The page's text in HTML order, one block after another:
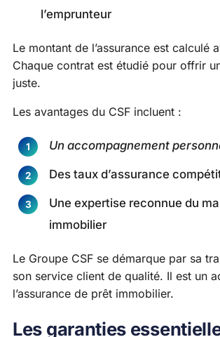
l’emprunteur
Le montant de l’assurance est calculé
Chaque contrat est étudié pour offrir
juste.
Les avantages du CSF incluent :
Un accompagnement
Des taux d’assurance
Une expertise reconnue du
immobilier
Le Groupe CSF se démarque par sa
son service client de qualité. Il est un
l’assurance de prêt immobilier.
Les garanties